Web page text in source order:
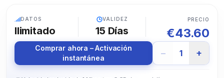
DATOS
Ilimitado
VALIDEZ
15 Días
PRECIO
€43.60
Comprar ahora – Activación
instantánea
− 1 +